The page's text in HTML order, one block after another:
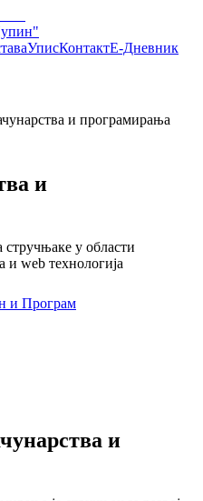
УписКонтактЕ-Дневник
и програмирања
и
у области
и web технологија
и Програм
и